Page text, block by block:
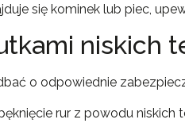
się kominek lub piec,
niskich
o odpowiednie
rur z powodu